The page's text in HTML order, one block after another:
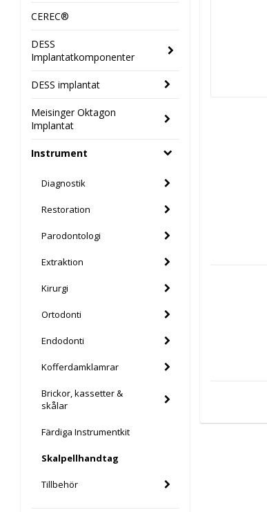
CEREC®
DESS
Implantatkomponenter
DESS implantat
Meisinger Oktagon
Implantat
Instrument
Diagnostik
Restoration
Parodontologi
Extraktion
Kirurgi
Ortodonti
Endodonti
Kofferdamklamrar
Brickor, kassetter &
skålar
Färdiga Instrumentkit
Skalpellhandtag
Tillbehör